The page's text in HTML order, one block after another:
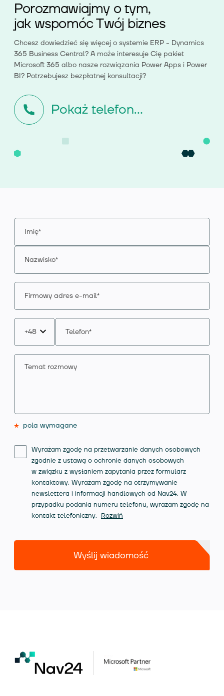
Porozmawiajmy o tym,
jak wspomóc Twój biznes
Chcesz dowiedzieć się więcej o systemie ERP - Dynamics
365 Business Central? A może interesuje Cię pakiet
Microsoft 365 albo nasze rozwiązania Power Apps i Power
BI? Potrzebujesz bezpłatnej konsultacji?
Pokaż telefon...
* pola wymagane
Wyrażam zgodę na przetwarzanie danych osobowych
zgodnie z ustawą o ochronie danych osobowych
w związku z wysłaniem zapytania przez formularz
kontaktowy. Wyrażam zgodę na otrzymywanie
newslettera i informacji handlowych od Nav24. W
przypadku podania numeru telefonu, wyrażam zgodę na
kontakt telefoniczny.
Rozwiń
Wyślij wiadomość